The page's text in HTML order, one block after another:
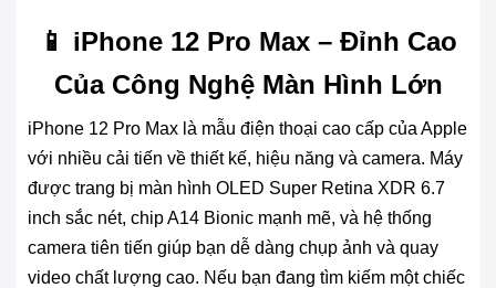
📱 iPhone 12 Pro Max – Đỉnh Cao
Của Công Nghệ Màn Hình Lớn
iPhone 12 Pro Max là mẫu điện thoại cao cấp của Apple
với nhiều cải tiến về thiết kế, hiệu năng và camera. Máy
được trang bị màn hình OLED Super Retina XDR 6.7
inch sắc nét, chip A14 Bionic mạnh mẽ, và hệ thống
camera tiên tiến giúp bạn dễ dàng chụp ảnh và quay
video chất lượng cao. Nếu bạn đang tìm kiếm một chiếc